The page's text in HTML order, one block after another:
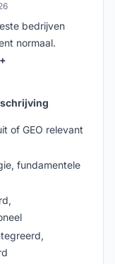
bedrijven
normaal.
of GEO relevant
fundamentele